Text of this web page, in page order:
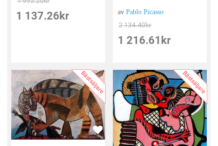
1 137.26 kr avPablo Picasso
2 134.40kr
1 216.61 kr
Bästsäljare Bästsäljare